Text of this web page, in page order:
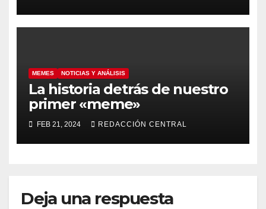
MEMES NOTICIAS Y ANÁLISIS
La historia detrás de nuestro
primer «meme»
FEB 21, 2024 REDACCIÓN CENTRAL
Deja una respuesta